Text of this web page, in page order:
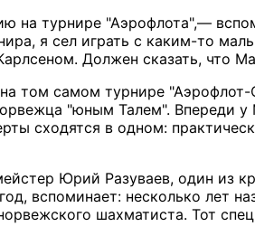
на турнире "Аэрофлота",—
я сел играть с каким-то
Должен сказать, что
на том самом турнире
"юным Талем". Впереди у
сходятся в одном:
Юрий Разуваев, один из
вспоминает: несколько лет
шахматиста. Тот